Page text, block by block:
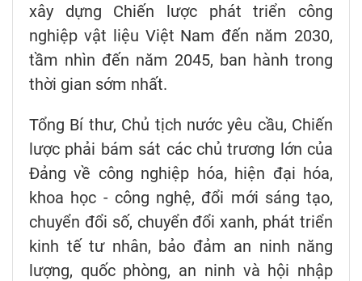
xây dựng Chiến lược phát triển công
nghiệp vật liệu Việt Nam đến năm 2030,
tầm nhìn đến năm 2045, ban hành trong
thời gian sớm nhất.
Tổng Bí thư, Chủ tịch nước yêu cầu, Chiến
lược phải bám sát các chủ trương lớn của
Đảng về công nghiệp hóa, hiện đại hóa,
khoa học - công nghệ, đổi mới sáng tạo,
chuyển đổi số, chuyển đổi xanh, phát triển
kinh tế tư nhân, bảo đảm an ninh năng
lượng, quốc phòng, an ninh và hội nhập